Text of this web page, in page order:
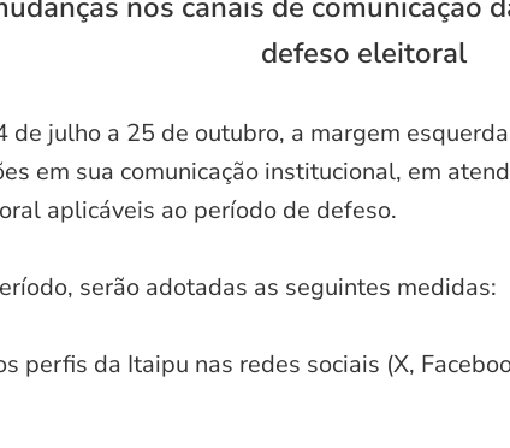
defeso eleitoral
de julho a 25 de outubro, a margem
em sua comunicação institucional, em
aplicáveis ao período de defeso.
serão adotadas as seguintes medidas:
perfis da Itaipu nas redes sociais (X,